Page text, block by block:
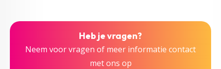
Heb je vragen?
Neem voor vragen of meer informatie contact
met ons op